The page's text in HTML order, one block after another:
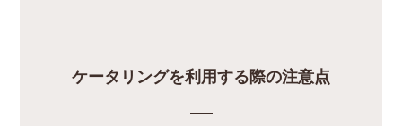
ケータリングを利用する際の注意点